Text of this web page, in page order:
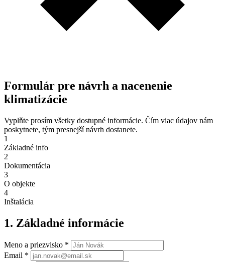
Formulár pre návrh a nacenenie
klimatizácie
Vyplňte prosím všetky dostupné informácie. Čím viac údajov nám
poskytnete, tým presnejší návrh dostanete.
1
Základné info
2
Dokumentácia
3
O objekte
4
Inštalácia
1. Základné informácie
Meno a priezvisko *
Email *